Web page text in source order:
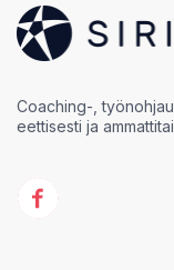
Coaching-,
eettisesti ja